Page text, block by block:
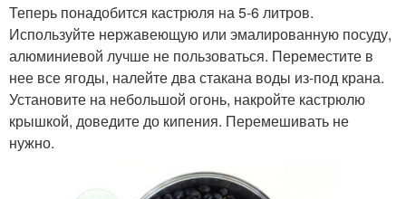
Теперь понадобится кастрюля на 5-6 литров.
Используйте нержавеющую или эмалированную посуду,
алюминиевой лучше не пользоваться. Переместите в
нее все ягоды, налейте два стакана воды из-под крана.
Установите на небольшой огонь, накройте кастрюлю
крышкой, доведите до кипения. Перемешивать не
нужно.